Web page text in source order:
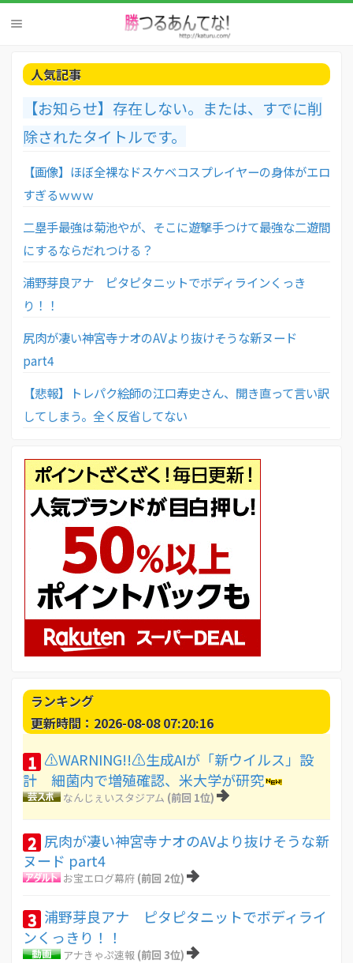
人気記事
【お知らせ】存在しない。または、すでに削
除されたタイトルです。
【画像】ほぼ全裸なドスケベコスプレイヤーの身体がエロ
すぎるｗｗｗ
二塁手最強は菊池やが、そこに遊撃手つけて最強な二遊間
にするならだれつける？
浦野芽良アナ ピタピタニットでボディラインくっき
り！！
尻肉が凄い神宮寺ナオのAVより抜けそうな新ヌード
part4
【悲報】トレパク絵師の江口寿史さん、開き直って言い訳
してしまう。全く反省してない
ランキング
更新時間：2026-08-08 07:20:16
1 ⚠WARNING!!⚠生成AIが「新ウイルス」設
計 細菌内で増殖確認、米大学が研究
なんじぇいスタジアム (前回 1位)
2 尻肉が凄い神宮寺ナオのAVより抜けそうな新
ヌード part4
お宝エログ幕府 (前回 2位)
3 浦野芽良アナ ピタピタニットでボディライ
ンくっきり！！
アナきゃぷ速報 (前回 3位)